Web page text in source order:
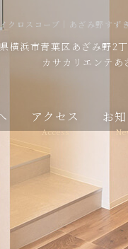
クロスコープ｜あざみ野すず
横浜市青葉区あざみ野2
カサカリエンテあ
アクセス
Access
お